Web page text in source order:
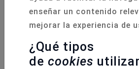
18 Junio 2026
enseñar un contenido
mejorar la experiencia de
¿Qué tipos
de cookies